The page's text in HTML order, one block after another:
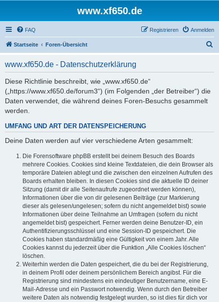
www.xf650.de
FAQ Anmelden
Registrieren
Startseite Foren-Übersicht
www.xf650.de - Datenschutzerklärung
Diese Richtlinie beschreibt, wie „www.xf650.de“
(„https://www.xf650.de/forum3“) (im Folgenden „der Betreiber“) die
Daten verwendet, die während deines Foren-Besuchs gesammelt
werden.
UMFANG UND ART DER DATENSPEICHERUNG
Deine Daten werden auf vier verschiedene Arten gesammelt:
Die Forensoftware phpBB erstellt bei deinem Besuch des Boards
mehrere Cookies. Cookies sind kleine Textdateien, die dein Browser als
temporäre Dateien ablegt und die zwischen den einzelnen Aufrufen des
Boards erhalten bleiben. In diesen Cookies sind die aktuelle ID deiner
Sitzung (damit dir alle Seitenaufrufe zugeordnet werden können),
Informationen über die von dir gelesenen Beiträge (zur Markierung
dieser als gelesen/ungelesen; sofern du nicht angemeldet bist) sowie
Informationen über deine Teilnahme an Umfragen (sofern du nicht
angemeldet bist) gespeichert. Ferner werden deine Benutzer-ID, ein
Authentifizierungsschlüssel und eine Session-ID gespeichert. Die
Cookies haben standardmäßig eine Gültigkeit von einem Jahr. Alle
Cookies kannst du jederzeit über die Funktion „Alle Cookies löschen“
löschen.
Weiterhin werden die Daten gespeichert, die du bei der Registrierung,
in deinem Profil oder deinem persönlichem Bereich angibst. Für die
Registrierung sind mindestens ein eindeutiger Benutzername, eine E-
Mail-Adresse und ein Passwort notwendig. Wenn durch den Betreiber
weitere Daten als notwendig festgelegt wurden, so ist dies für dich vor